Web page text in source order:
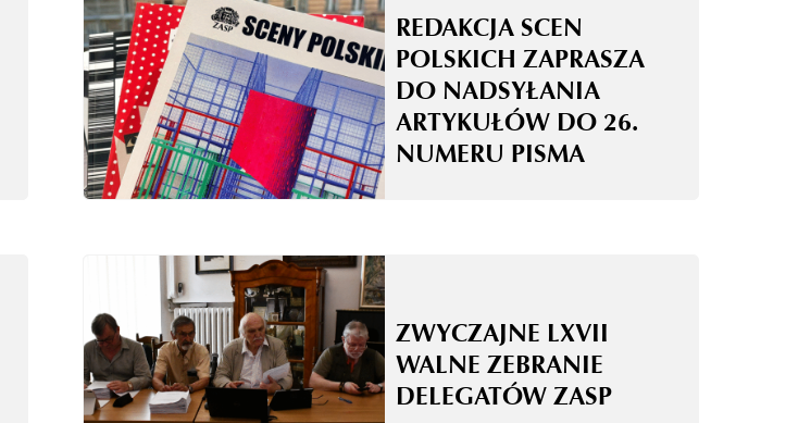
REDAKCJA SCEN
POLSKICH ZAPRASZA
DO NADSYŁANIA
ARTYKUŁÓW DO 26.
NUMERU PISMA
ZWYCZAJNE LXVII
WALNE ZEBRANIE
DELEGATÓW ZASP